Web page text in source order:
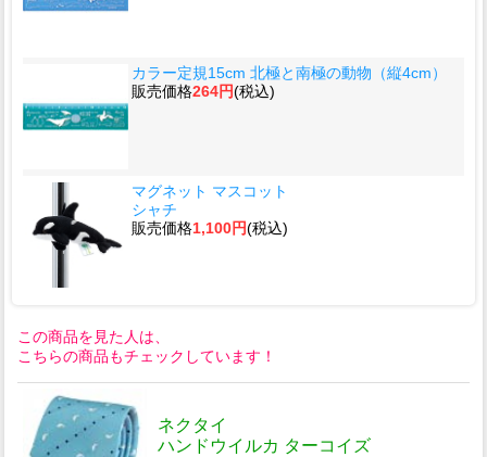
カラー定規15cm 北極と南極の動物（縦4cm）
販売価格264円(税込)
マグネット マスコット
シャチ
販売価格1,100円(税込)
この商品を見た人は、
こちらの商品もチェックしています！
ネクタイ
ハンドウイルカ ターコイズ